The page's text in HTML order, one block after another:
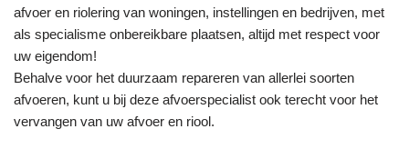
afvoer en riolering van woningen, instellingen en bedrijven, met
als specialisme onbereikbare plaatsen, altijd met respect voor
uw eigendom!
Behalve voor het duurzaam repareren van allerlei soorten
afvoeren, kunt u bij deze afvoerspecialist ook terecht voor het
vervangen van uw afvoer en riool.